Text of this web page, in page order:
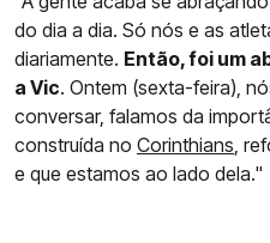
do dia a dia. Só nós e as
diariamente. Então, foi um
a Vic. Ontem (sexta-feira),
conversar, falamos da
construída no Corinthians ,
e que estamos ao lado dela."